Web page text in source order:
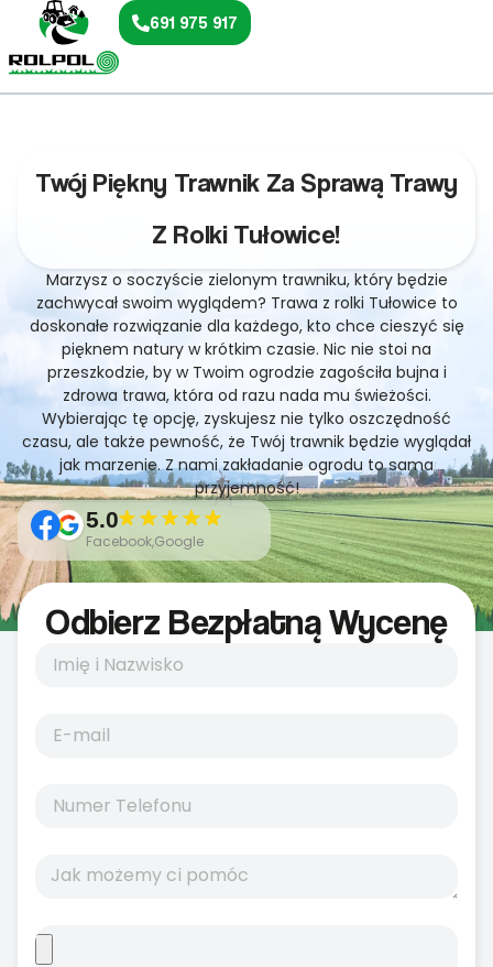
691 975 917
Twój Piękny Trawnik Za Sprawą Trawy
Z Rolki Tułowice!
Marzysz o soczyście zielonym trawniku, który będzie
zachwycał swoim wyglądem? Trawa z rolki Tułowice to
doskonałe rozwiązanie dla każdego, kto chce cieszyć się
pięknem natury w krótkim czasie. Nic nie stoi na
przeszkodzie, by w Twoim ogrodzie zagościła bujna i
zdrowa trawa, która od razu nada mu świeżości.
Wybierając tę opcję, zyskujesz nie tylko oszczędność
czasu, ale także pewność, że Twój trawnik będzie wyglądał
jak marzenie. Z nami zakładanie ogrodu to sama
przyjemność!
5.0
Facebook,Google
Odbierz Bezpłatną Wycenę